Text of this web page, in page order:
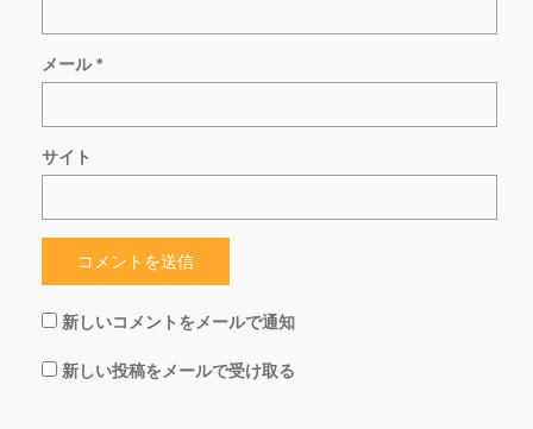
メール*
サイト
新しいコメントをメールで通知
新しい投稿をメールで受け取る